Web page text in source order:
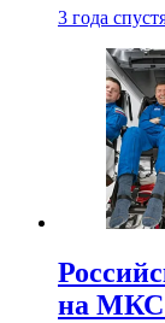
3 года
на МКС